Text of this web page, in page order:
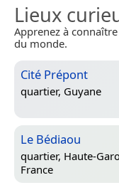
Lieux
Apprenez à
du monde.
Cité Prépont
quartier, Guyane
Le Bédiaou
quartier, Haute-
France